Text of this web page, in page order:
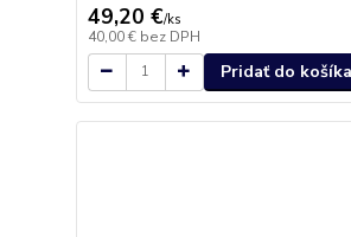
49,20 €/ks
40,00 € bez DPH
Pridať do košíka